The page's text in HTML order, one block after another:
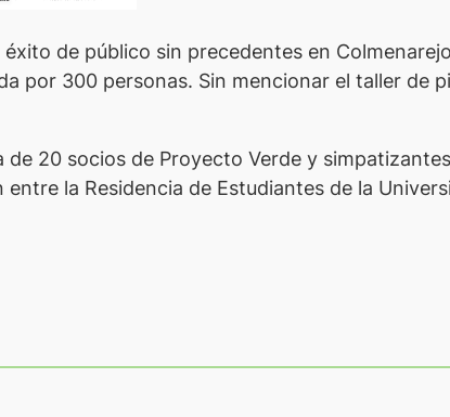
de público sin precedentes en
por 300 personas. Sin mencionar el taller de
20 socios de Proyecto Verde y
la Residencia de Estudiantes de la